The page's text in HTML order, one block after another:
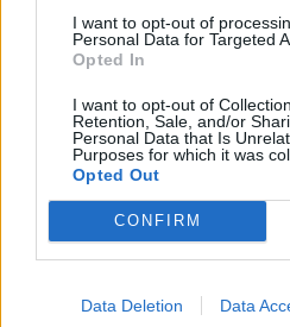
I want to opt-out of
Personal Data for Targeted
Opted In
I want to opt-out of
Retention, Sale, and/or
Personal Data that Is
Purposes for which it was
Opted Out
CONFIRM
Data Deletion Data
και σε πίστεψα από την
EUROLEAGUE
Βάιλερ-Μπαμπ
SUPER LEAGUE 2
Στην ΑΕΛ ο Άγγελος Τσιγγάρας
SUPER LEAGUE
ΑΕΚ: Ανανέωσε έως το 2030 ο
«Πόλεμος» στη FIFA: